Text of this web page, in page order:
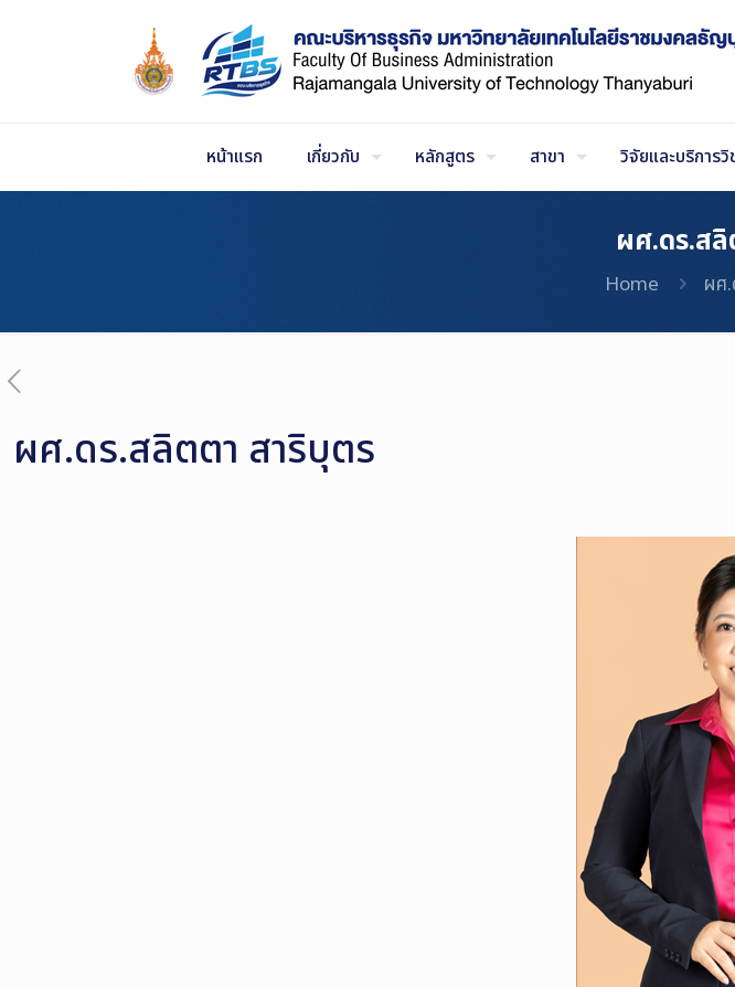
หน้าแรก เกี่ยวกับ หลักสูตร สาขา วิจัยและบริการวิ
ผศ.ดร.สลิ
Home ผศ
ผศ.ดร.สลิตตา สาริบุตร